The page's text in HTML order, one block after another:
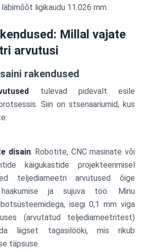
ligikaudu 11.026 mm.
Millal vajate
arvutusi
rakendused
tulevad pidevalt esile
Siin on stsenaariumid, kus
disain: Robotite, CNC masinate või
käigukastide projekteerimisel
teljediameetri arvutused õige
haakumise ja sujuva töö. Minu
isegi 0,1 mm viga
(arvutatud teljediameetritest)
liigset tagasilööki, mis rikub
täpsuse.